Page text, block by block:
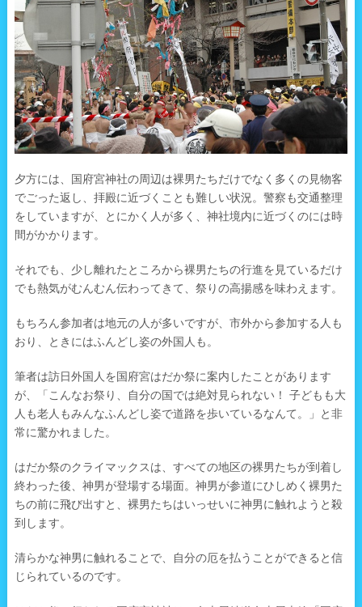
夕方には、国府宮神社の周辺は裸男たちだけでなく多くの見物客
でごった返し、拝殿に近づくことも難しい状況。警察も交通整理
をしていますが、とにかく人が多く、神社境内に近づくのには時
間がかかります。
それでも、少し離れたところから裸男たちの行進を見ているだけ
でも熱気がむんむん伝わってきて、祭りの高揚感を味わえます。
もちろん参加者は地元の人が多いですが、市外から参加する人も
おり、ときにはふんどし姿の外国人も。
筆者は訪日外国人を国府宮はだか祭に案内したことがあります
が、「こんなお祭り、自分の国では絶対見られない！ 子どもも大
人も老人もみんなふんどし姿で道路を歩いているなんて。」と非
常に驚かれました。
はだか祭のクライマックスは、すべての地区の裸男たちが到着し
終わった後、神男が登場する場面。神男が参道にひしめく裸男た
ちの前に飛び出すと、裸男たちはいっせいに神男に触れようと殺
到します。
清らかな神男に触れることで、自分の厄を払うことができると信
じられているのです。